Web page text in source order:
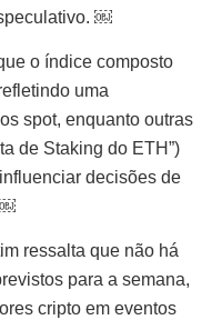
￼
o índice composto
uma
spot, enquanto outras
de Staking do ETH”)
decisões de
￼
ressalta que não há
para a semana,
cripto em eventos